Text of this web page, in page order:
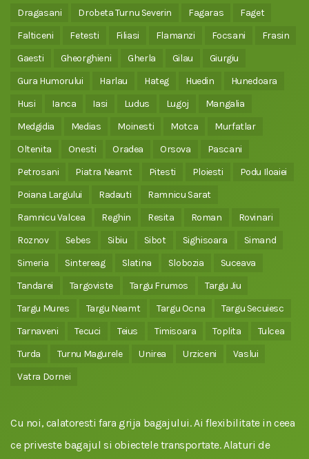
Dragasani
Drobeta Turnu Severin Fagaras
Faget
Falticeni
Fetesti Filiasi Flamanzi Focsani
Frasin
Gaesti
Gheorghieni Gherla Gilau
Giurgiu
Gura Humorului
Harlau Hateg Huedin
Hunedoara
Husi
Ianca Iasi Ludus Lugoj
Mangalia
Medgidia
Medias Moinesti Motca
Murfatlar
Oltenita
Onesti Oradea Orsova
Pascani
Petrosani
Piatra Neamt Pitesti Ploiesti
Podu Iloaiei
Poiana Largului
Radauti
Ramnicu Sarat
Ramnicu Valcea
Reghin Resita Roman
Rovinari
Roznov
Sebes Sibiu Sibot Sighisoara
Simand
Simeria
Sintereag Slatina Slobozia
Suceava
Tandarei
Targoviste Targu Frumos
Targu Jiu
Targu Mures
Targu Neamt Targu Ocna
Targu Secuiesc
Tarnaveni
Tecuci Teius Timisoara Toplita
Tulcea
Turda
Turnu Magurele Unirea Urziceni
Vaslui
Vatra Dornei
Cu noi, calatoresti fara grija bagajului. Ai flexibilitate in ceea
ce priveste bagajul si obiectele transportate. Alaturi de